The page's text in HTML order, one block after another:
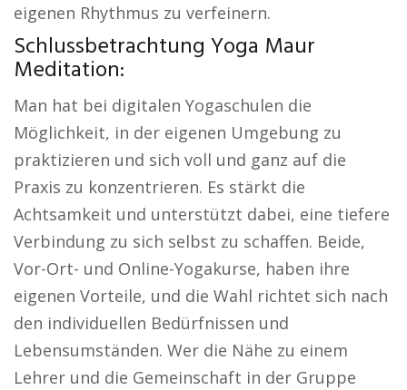
eigenen Rhythmus zu verfeinern.
Schlussbetrachtung Yoga Maur
Meditation:
Man hat bei digitalen Yogaschulen die
Möglichkeit, in der eigenen Umgebung zu
praktizieren und sich voll und ganz auf die
Praxis zu konzentrieren. Es stärkt die
Achtsamkeit und unterstützt dabei, eine tiefere
Verbindung zu sich selbst zu schaffen. Beide,
Vor-Ort- und Online-Yogakurse, haben ihre
eigenen Vorteile, und die Wahl richtet sich nach
den individuellen Bedürfnissen und
Lebensumständen. Wer die Nähe zu einem
Lehrer und die Gemeinschaft in der Gruppe